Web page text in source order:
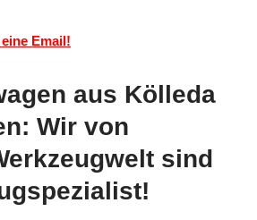
Email!
aus Kölleda
Wir von
sind